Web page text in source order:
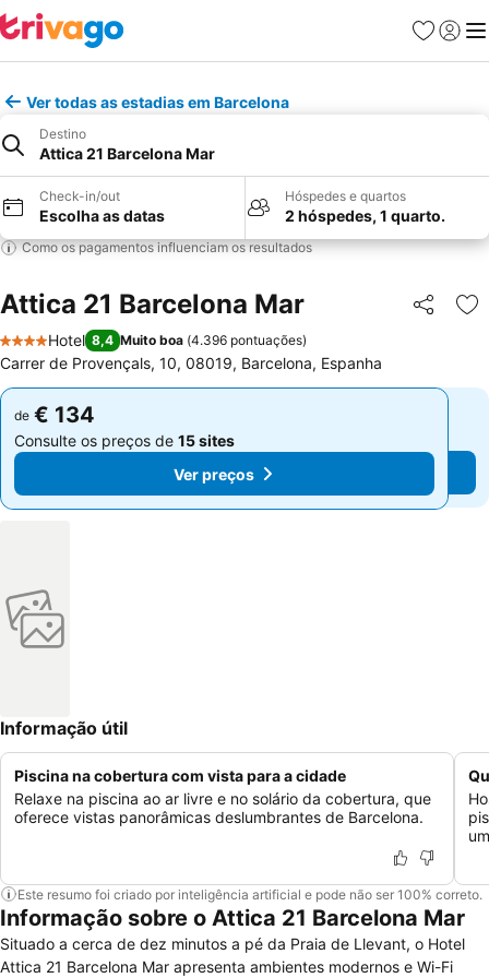
Favoritos
Iniciar
Ver todas as estadias em Barcelona
Destino
Attica 21 Barcelona Mar
Check-in/out
Escolha as datas
Hóspedes e quartos
2 hóspedes, 1 quarto.
Como os pagamentos influenciam os resultados
Attica 21 Barcelona Mar Partilhar
4 Estrelas
Hotel 8,4 Muito boa (4.396 pontuações)
Carrer de Provençals, 10, 08019, Barcelona, Espanha
de € 134
Consulte os preços de 15 sites
Ver preços
de € 134
Consulte os preços de 15 sites
Ver preços
Informação útil
Piscina na cobertura com vista para a cidade
Relaxe na piscina ao ar livre e no solário da cobertura, que
oferece vistas panorâmicas deslumbrantes de Barcelona.
Este resumo foi criado por inteligência artificial e pode não ser 100% correto.
Informação sobre o Attica 21 Barcelona Mar
Situado a cerca de dez minutos a pé da Praia de Llevant, o Hotel
Attica 21 Barcelona Mar apresenta ambientes modernos e Wi-Fi